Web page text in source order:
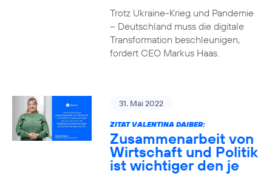
Trotz Ukraine-Krieg und Pandemie
– Deutschland muss die digitale
Transformation beschleunigen,
fordert CEO Markus Haas.
31. Mai 2022
ZITAT VALENTINA DAIBER:
Zusammenarbeit von
Wirtschaft und Politik
ist wichtiger den je